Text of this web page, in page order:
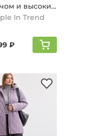
и высоким
бежевый
In Trend
₽